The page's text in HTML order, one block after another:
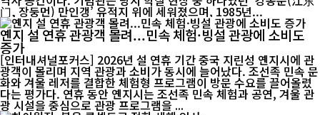
门, 장둥먼) 만인갱’ 유적지 위에 세워졌으며, 1985년...
옌지 설 연휴 관광객 몰려...민속 체험·빙설 관광에 소비도
증가
[인터내셔널포커스] 2026년 설 연휴 기간 중국 지린성 옌지시에 관
광객이 몰리며 지역 관광과 소비가 동시에 늘어났다. 조선족 민속 문
화와 겨울 레저를 결합한 체험형 프로그램이 방문 수요를 끌어올렸
다는 평가다. 연휴 동안 옌지시는 조선족 민속 체험과 공연, 겨울 관
광 시설을 중심으로 관광 프로그램을 ...